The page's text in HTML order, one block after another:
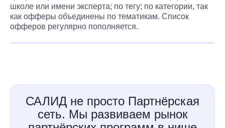
школе или имени эксперта; по тегу; по категории, так
как офферы объединены по тематикам. Список
офферов регулярно пополняется.
САЛИД не просто Партнёрская
сеть. Мы развиваем рынок